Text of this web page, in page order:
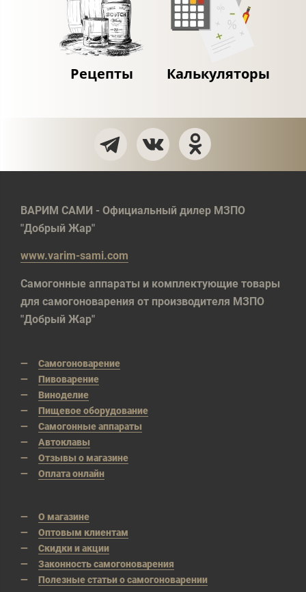
Рецепты Калькуляторы
ВАРИМ САМИ - Официальный дилер МЗПО
"Добрый Жар"
www.varim-sami.com
Самогонные аппараты и комплектующие товары
для самогоноварения от производителя МЗПО
"Добрый Жар"
Самогоноварение
Пивоварение
Виноделие
Пищевое оборудование
Самогонные аппараты
Автоклавы
Отзывы о магазине
Оплата онлайн
О магазине
Оптовым клиентам
Скидки и акции
Законность самогоноварения
Полезные статьи о самогоноварении